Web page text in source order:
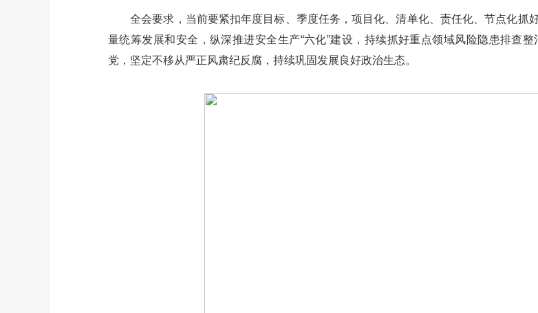
全会要求，当前要紧扣年度目标、季度任务，项目化、清单化、责任化、节点化抓
量统筹发展和安全，纵深推进安全生产“六化”建设，持续抓好重点领域风险隐患排查
党，坚定不移从严正风肃纪反腐，持续巩固发展良好政治生态。